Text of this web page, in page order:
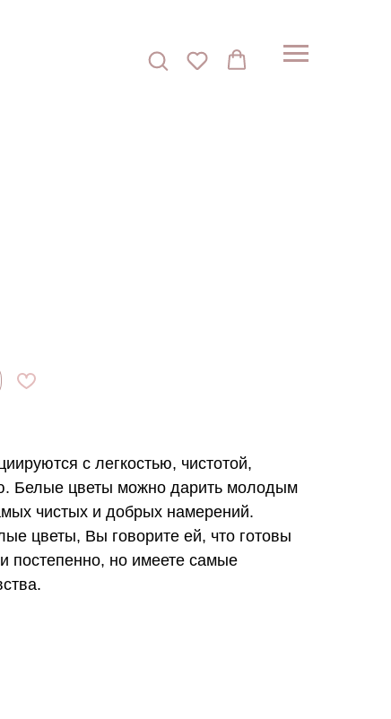
с легкостью, чистотой,
Белые цветы можно дарить молодым
чистых и добрых намерений.
цветы, Вы говорите ей, что готовы
постепенно, но имеете самые